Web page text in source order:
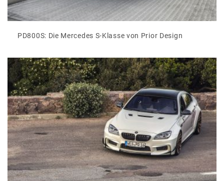
PD800S: Die Mercedes S-Klasse von Prior Design